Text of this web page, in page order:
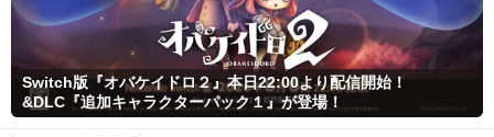
Switch版『オバケイドロ２』本日22:00より配信開始！
&DLC『追加キャラクターパック１』が登場！